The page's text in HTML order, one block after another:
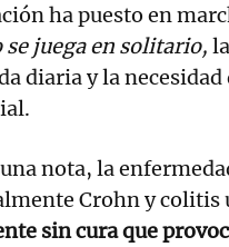
ha puesto en
juega en solitario,
diaria y la
nota, la
Crohn y colitis
sin cura que